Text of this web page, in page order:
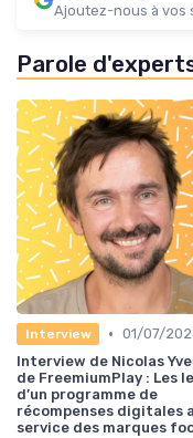
Ajoutez-nous à vos
Parole
Interview • 01/07/
Interview de Nicolas
de FreemiumPlay : Les
d’un programme de
récompenses digitales
service des marques